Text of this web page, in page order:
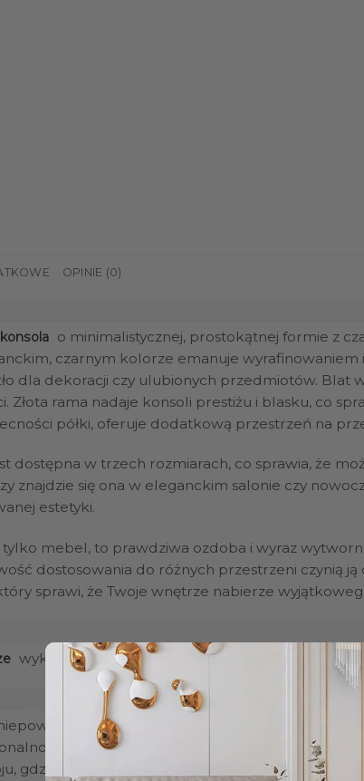
OPINIE (0)
o minimalistycznej, prostokątnej formie z
czarnym kolorze emanuje
dla dekoracji czy ulubionych przedmiotów. Blat
Złota rama nadaje konsoli prestiżu i blasku, co
półki, oferuje dodatkową przestrzeń na
dostępna w trzech rozmiarach, co sprawia, że
znajdzie się ona w eleganckim salonie czy
estetyki.
mebel, to prawdziwa ozdoba i wyraz
dostosowania do różnych przestrzeni czynią
sprawi, że Twoje wnętrze nabierze
wykonana została z najwyższej jakości
urok, zwłaszcza w nowoczesnych
oferując zarówno wyjątkowy wygląd, jak
gdzie jej minimalistyczna forma doskonale